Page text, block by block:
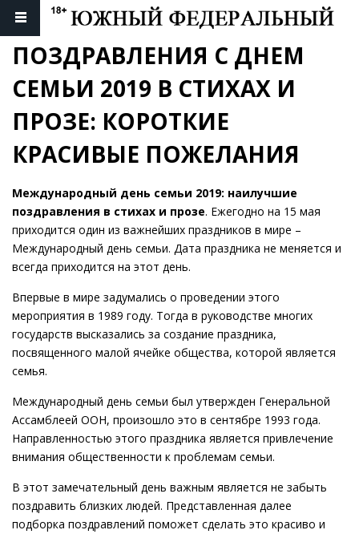
ПОЗДРАВЛЕНИЯ С ДНЕМ
СЕМЬИ 2019 В СТИХАХ И
ПРОЗЕ: КОРОТКИЕ
КРАСИВЫЕ ПОЖЕЛАНИЯ
Международный день семьи 2019: наилучшие
поздравления в стихах и прозе. Ежегодно на 15 мая
приходится один из важнейших праздников в мире –
Международный день семьи. Дата праздника не меняется и
всегда приходится на этот день.
Впервые в мире задумались о проведении этого
мероприятия в 1989 году. Тогда в руководстве многих
государств высказались за создание праздника,
посвященного малой ячейке общества, которой является
семья.
Международный день семьи был утвержден Генеральной
Ассамблеей ООН, произошло это в сентябре 1993 года.
Направленностью этого праздника является привлечение
внимания общественности к проблемам семьи.
В этот замечательный день важным является не забыть
поздравить близких людей. Представленная далее
подборка поздравлений поможет сделать это красиво и